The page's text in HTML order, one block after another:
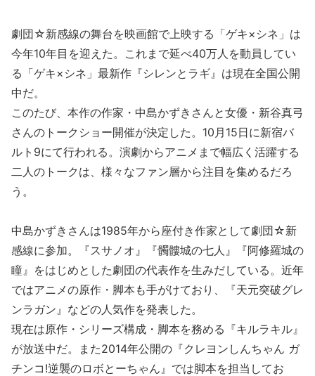
劇団☆新感線の舞台を映画館で上映する「ゲキ×シネ」は
今年10年目を迎えた。これまで延べ40万人を動員してい
る「ゲキ×シネ」最新作『シレンとラギ』は現在全国公開
中だ。
このたび、本作の作家・中島かずきさんと女優・新谷真弓
さんのトークショー開催が決定した。10月15日に新宿バ
ルト9にて行われる。演劇からアニメまで幅広く活躍する
二人のトークは、様々なファン層から注目を集めるだろ
う。
中島かずきさんは1985年から座付き作家として劇団☆新
感線に参加。『スサノオ』『髑髏城の七人』『阿修羅城の
瞳』をはじめとした劇団の代表作を生みだしている。近年
ではアニメの原作・脚本も手がけており、『天元突破グレ
ンラガン』などの人気作を発表した。
現在は原作・シリーズ構成・脚本を務める『キルラキル』
が放送中だ。また2014年公開の『クレヨンしんちゃん ガ
チンコ!逆襲のロボとーちゃん』では脚本を担当してお